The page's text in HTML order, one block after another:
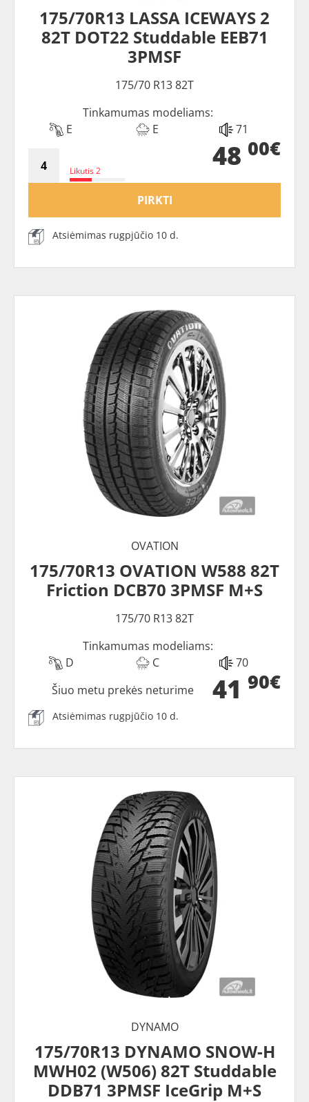
175/70R13 LASSA ICEWAYS 2
82T DOT22 Studdable EEB71
3PMSF
175/70 R13 82T
Tinkamumas modeliams:
E
E 71
Likutis 2 48 00€
PIRKTI
Atsiėmimas rugpjūčio 10 d.
OVATION
175/70R13 OVATION W588 82T
Friction DCB70 3PMSF M+S
175/70 R13 82T
Tinkamumas modeliams:
D
C 70
41 90€
Šiuo metu prekės neturime
Atsiėmimas rugpjūčio 10 d.
DYNAMO
175/70R13 DYNAMO SNOW-H
MWH02 (W506) 82T Studdable
DDB71 3PMSF IceGrip M+S